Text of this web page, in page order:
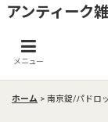
アンティーク
メニュー
ホーム > 南京錠/パドロ